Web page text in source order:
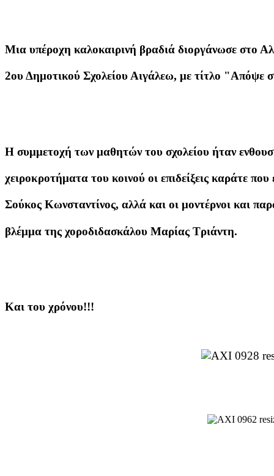
Μια υπέροχη καλοκαιρινή βραδιά διοργάνωσε στο
2ου Δημοτικού Σχολείου Αιγάλεω, με τίτλο "Απόψε
Η συμμετοχή των μαθητών του σχολείου ήταν
χειροκροτήματα του κοινού οι επιδείξεις καράτε
Σούκος Κωνσταντίνος, αλλά και οι μοντέρνοι και
βλέμμα της χοροδιδασκάλου Μαρίας Τριάντη.
Και του χρόνου!!!